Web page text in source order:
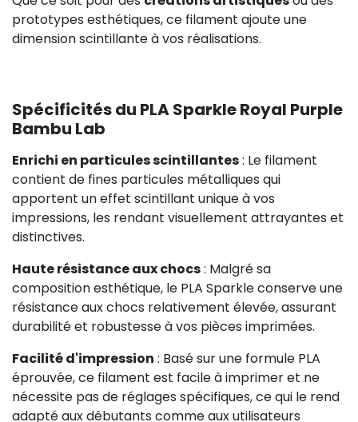
prototypes esthétiques, ce filament ajoute une
dimension scintillante à vos réalisations.
Spécificités du PLA Sparkle Royal Purple
Bambu Lab
Enrichi en particules scintillantes: Le filament
contient de fines particules métalliques qui
apportent un effet scintillant unique à vos
impressions, les rendant visuellement attrayantes et
distinctives.
Haute résistance aux chocs: Malgré sa
composition esthétique, le PLA Sparkle conserve une
résistance aux chocs relativement élevée, assurant
durabilité et robustesse à vos pièces imprimées.
Facilité d'impression : Basé sur une formule PLA
éprouvée, ce filament est facile à imprimer et ne
nécessite pas de réglages spécifiques, ce qui le rend
adapté aux débutants comme aux utilisateurs